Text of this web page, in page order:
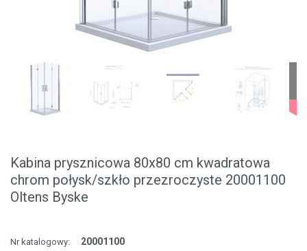
Kabina prysznicowa 80x80 cm kwadratowa
chrom połysk/szkło przezroczyste 20001100
Oltens Byske
Nr katalogowy: 20001100